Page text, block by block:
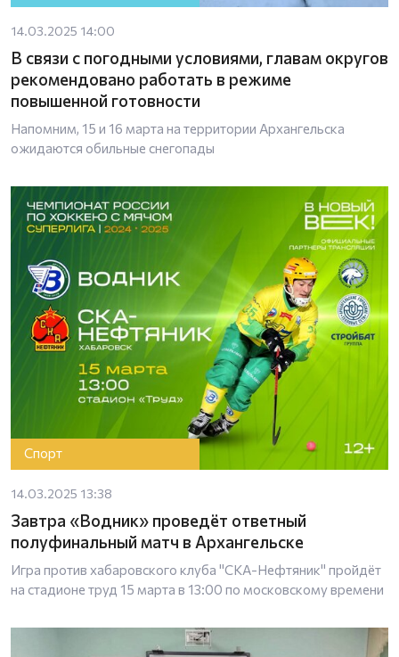
14.03.2025 14:00
В связи с погодными условиями, главам округов
рекомендовано работать в режиме
повышенной готовности
Напомним, 15 и 16 марта на территории Архангельска
ожидаются обильные снегопады
Спорт
14.03.2025 13:38
Завтра «Водник» проведёт ответный
полуфинальный матч в Архангельске
Игра против хабаровского клуба "СКА-Нефтяник" пройдёт
на стадионе труд 15 марта в 13:00 по московскому времени